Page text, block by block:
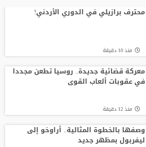
وفاة والد ميسي؟
نجم الهلال السعودي يطلب الانضمام إلى
طرابزون
حقيقة تعزية رونالدو لميسي بعد وفاة
والده..
محترف برازيلي في الدوري الأردني!
منذ 10 دقيقة
معركة قضائية جديدة.. روسيا تطعن مجددا
في عقوبات ألعاب القوى
منذ 12 دقيقة
وصفها بالخطوة المثالية.. أراوخو إلى
ليفربول بمظهر جديد